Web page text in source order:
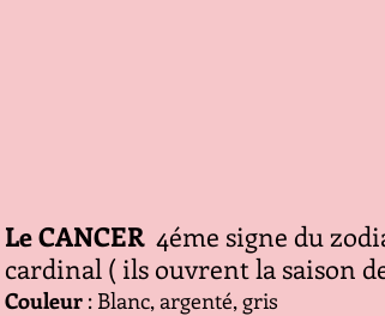
Le CANCER
4éme signe du
cardinal ( ils ouvrent la saison
Couleur : Blanc, argenté, gris